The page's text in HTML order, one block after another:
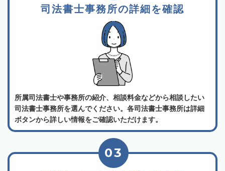
司法書士事務所の詳細を確認
所属司法書士や事務所の紹介、相談料金などから相談したい
司法書士事務所を選んでください。各司法書士事務所は詳細
ボタンから詳しい情報をご確認いただけます。
03